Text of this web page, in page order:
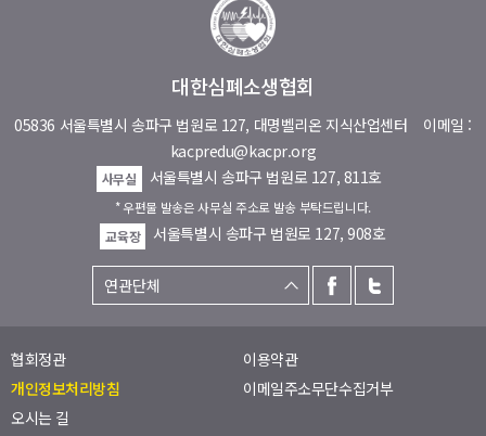
대한심폐소생협회
05836 서울특별시 송파구 법원로 127, 대명벨리온 지식산업센터 이메일 :
kacpredu@kacpr.org
사무실 서울특별시 송파구 법원로 127, 811호
* 우편물 발송은 사무실 주소로 발송 부탁드립니다.
교육장
서울특별시 송파구 법원로 127, 908호
협회정관
이용약관
개인정보처리방침
이메일주소무단수집거부
오시는 길